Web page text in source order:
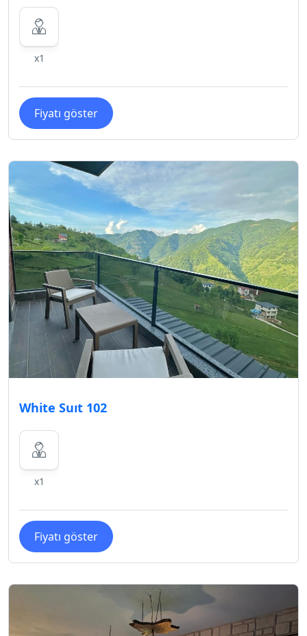
x1
Fiyatı göster
White Suıt 102
x1
Fiyatı göster